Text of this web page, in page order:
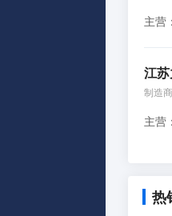
主营：
江苏
制造
主营
热